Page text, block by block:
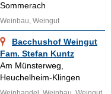
Sommerach
Weinbau, Weingut
Bacchushof Weingut
Fam. Stefan Kuntz
Am Münsterweg,
Heuchelheim-Klingen